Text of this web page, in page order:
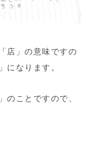
店」の意味ですの
なります。
のことですので、